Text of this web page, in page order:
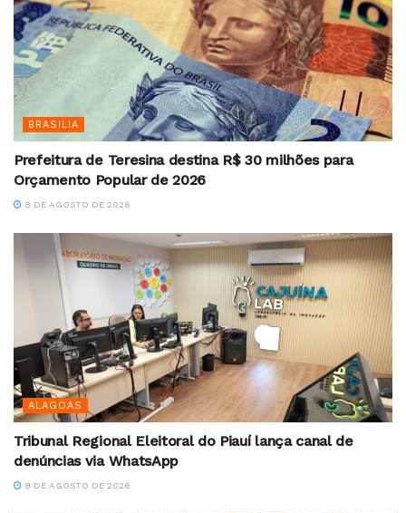
BRASILIA
Prefeitura de Teresina destina R$ 30 milhões para
Orçamento Popular de 2026
8 DE AGOSTO DE 2026
ALAGOAS
Tribunal Regional Eleitoral do Piauí lança canal de
denúncias via WhatsApp
8 DE AGOSTO DE 2026